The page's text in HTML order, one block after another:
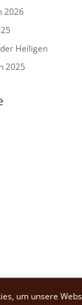
um unsere
2026
Heiligen
2025